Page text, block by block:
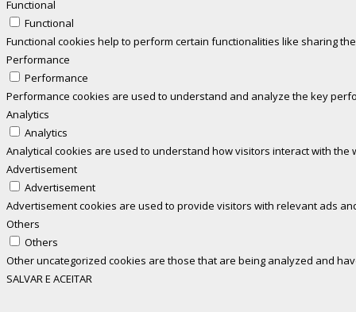
Functional
Functional
Functional cookies help to perform certain functionalities like sharing
Performance
Performance
Performance cookies are used to understand and analyze the key
Analytics
Analytics
Analytical cookies are used to understand how visitors interact with
Advertisement
Advertisement
Advertisement cookies are used to provide visitors with relevant ads
Others
Others
Other uncategorized cookies are those that are being analyzed and
SALVAR E ACEITAR